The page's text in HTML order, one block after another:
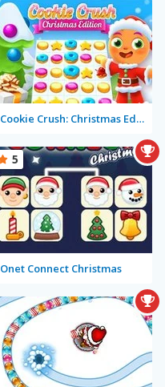
Cookie Crush: Christmas Edition
Onet Connect Christmas
5